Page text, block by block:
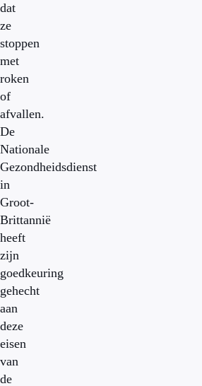
dat
ze
stoppen
met
roken
of
afvallen.
De
Nationale
Gezondheidsdienst
in
Groot-
Brittannië
heeft
zijn
goedkeuring
gehecht
aan
deze
eisen
van
de